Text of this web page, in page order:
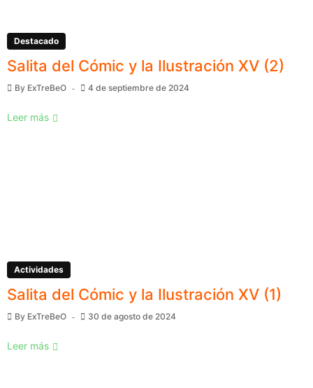
Destacado
Salita del Cómic y la Ilustración XV (2)
By ExTreBeO 4 de septiembre de 2024
Leer más
Actividades
Salita del Cómic y la Ilustración XV (1)
By ExTreBeO 30 de agosto de 2024
Leer más